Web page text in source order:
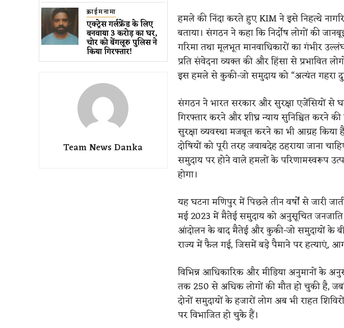
क्राईमनामा
एक्ट्रेस गर्लफ्रेंड के लिए ​
बनवाया 3 करोड़ का घर​, ​
चोर को बेंगलूरु पुलिस ने ​
किया गिरफ्तार!
Team News Danka
हमले की निंदा करते हुए KIM ने इसे निहत्थे
बताया। संगठन ने कहा कि निर्दोष लोगों की
गरिमा तथा मूलभूत मानवाधिकारों का गंभीर
प्रति संवेदना व्यक्त की और हिंसा से प्रभावित
इस हमले से कुकी-जो समुदाय को “अत्यंत गहरा
संगठन ने भारत सरकार और सुरक्षा एजेंसियों से
गिरफ्तार करने और शीघ्र न्याय सुनिश्चित करने
सुरक्षा व्यवस्था मजबूत करने का भी आग्रह
दोषियों को पूरी तरह जवाबदेह ठहराया जाना
समुदाय पर होने वाले हमलों के परिणामस्वरूप
होगा।
यह घटना मणिपुर में पिछले तीन वर्षों से जारी
मई 2023 में मैतेई समुदाय को अनुसूचित
आंदोलन के बाद मैतेई और कुकी-जो समुदायों के
राज्य में फैल गई, जिसमें बड़े पैमाने पर हत्याएं,
विभिन्न आधिकारिक और मीडिया अनुमानों के
तक 250 से अधिक लोगों की मौत हो चुकी है,
दोनों समुदायों के हजारों लोग अब भी राहत
पर विभाजित हो चुके हैं।